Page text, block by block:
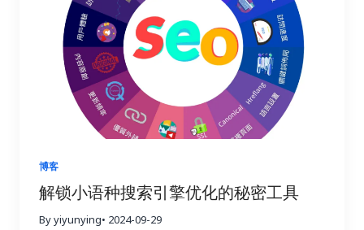
终提高转化率，实现业务的持续增长。这不仅仅是简
单的流量获取，而是将流量转化为实际的商业价值，
最终实现盈利。 二、 如何选择合适的链接建设追踪
工具？ 市面上有很多链接建设追踪工具，它们的功能
和价格各不相同。选择合适的工具至关重要，就像一
个工匠需要选择合适的工具才能更好地完成工作一
样。在选择工具之前，你需要明确自己的需求和预
算。有些工具功能强大，但价格昂贵；有些工具功能
简单，但价格亲民。你需要根据自己的实际情况，权
建设追踪工具，以及它们的优缺点： 除了以上这些工
具之外，还有其他一些工具也值得考虑，例如
业领军者！ 一、链接建设的重要性：为什么它如此重
要？ 在搜索引擎优化这个复杂而精妙的领域中，链接
就好比一张张珍贵的选票，每一张都代表着对你网站
权威性和可信度的认可。高质量的链接越多，搜索引
擎就越信任你的网站，你的排名自然也就越高。这就
好比现实生活中的社交圈，朋友越多，人脉越广，你
的影响力也就越大。链接建设不仅仅关乎排名，更关
乎你的在线业务的整体成功与长远发展。一个强大的
链接配置文件不仅可以带来更高的品牌知名度和更多
的推荐流量，更能建立起坚实的用户信任，为你的业
务带来持续的增长动力。忽视链接建设，就像建造一
座空中楼阁，看似华丽，实则根基不稳，随时可能坍
博客
解锁小语种搜索引擎优化的秘密工具
By yiyunying• 2024-09-29